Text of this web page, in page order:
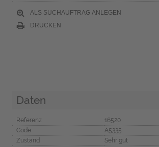
ALS SUCHAUFTRAG ANLEGEN
DRUCKEN
Daten
Referenz
16520
Code
A5335
Zustand
Sehr gut